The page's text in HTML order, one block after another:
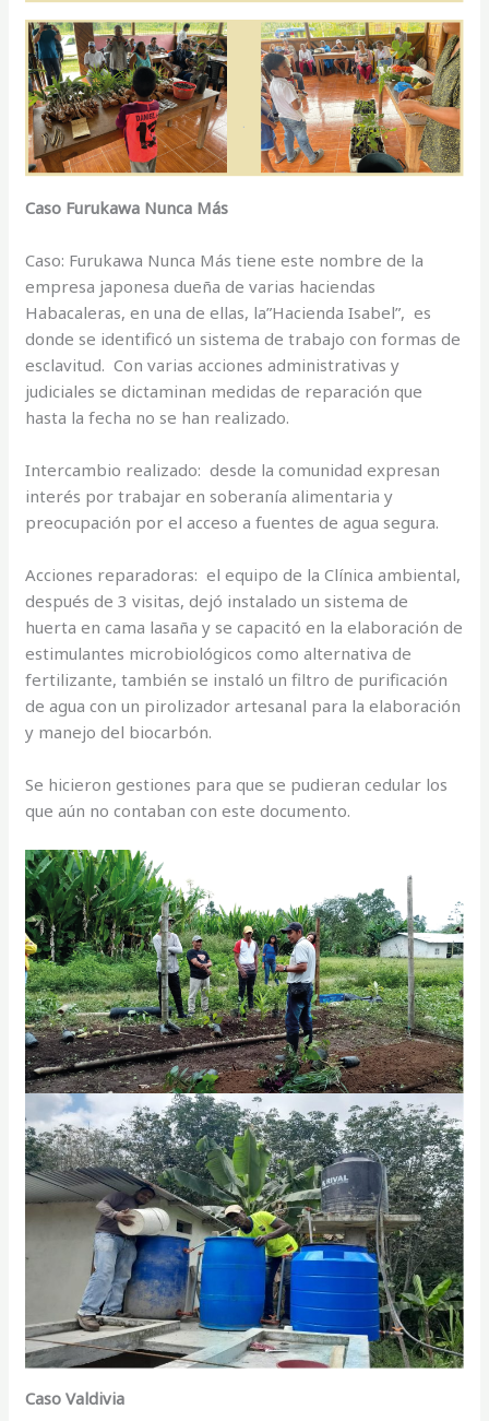
Caso Furukawa Nunca Más
Caso: Furukawa Nunca Más tiene este nombre de la
empresa japonesa dueña de varias haciendas
Habacaleras, en una de ellas, la”Hacienda Isabel”, es
donde se identificó un sistema de trabajo con formas de
esclavitud. Con varias acciones administrativas y
judiciales se dictaminan medidas de reparación que
hasta la fecha no se han realizado.
Intercambio realizado: desde la comunidad expresan
interés por trabajar en soberanía alimentaria y
preocupación por el acceso a fuentes de agua segura.
Acciones reparadoras: el equipo de la Clínica ambiental,
después de 3 visitas, dejó instalado un sistema de
huerta en cama lasaña y se capacitó en la elaboración de
estimulantes microbiológicos como alternativa de
fertilizante, también se instaló un filtro de purificación
de agua con un pirolizador artesanal para la elaboración
y manejo del biocarbón.
Se hicieron gestiones para que se pudieran cedular los
que aún no contaban con este documento.
Caso Valdivia